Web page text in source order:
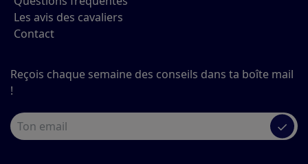
Les avis des cavaliers
Contact
Reçois chaque semaine des conseils dans ta boîte mail
!
✓